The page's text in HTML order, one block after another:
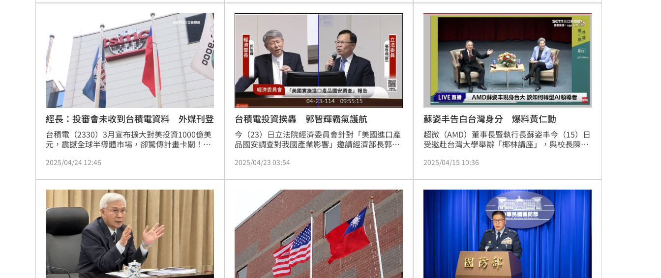
近期因美國對等關稅等議題，加上過去川普就任
總統時，趙怡翔時任駐美代表處政治組長，雙方
關係深厚，因此延攬其接任國安會要職，發揮涉
外長才。
架，引發許多人揣測可能是要與台灣建交，重寫
雙邊關係。對此，美國務院一名發言人也作出回
經長：投審會未收到台積電資料 外媒刊登
台積電（2330）3月宣布擴大對美投資1000億美
元，震撼全球半導體市場，卻驚傳計畫卡關！經
投審會至今未收到台積電的申請資料，坦言「卡
注。美國科技媒體《Wccftech》以「TSMC Yet
To Submit Details Of $100 Billion US Chip
Investment For Approval」為題報導，內容為
台灣經濟部長郭智輝與投審處副處長蘇啟賢證實
這項消息。
2025/04/24 12:46
台積電投資挨轟 郭智輝霸氣護航
今（23）日立法院經濟委員會針對「美國進口產
品國安調查對我國產業影響」邀請經濟部長郭智
楷批台積電宣布赴美投資1,000億美元，換來台
關鍵技術與國安風險外流。郭智輝霸氣回應，稱
張的質疑「風馬牛不相及」，並幽默澄清「校正
回歸」是統計學名詞，不該用於政治，展現穩健
掌控力，場面火花四射！
2025/04/23 03:54
蘇姿丰告白台灣身分 爆料黃仁勳
超微（AMD）董事長暨執行長蘇姿丰今（15）日
受邀赴台灣大學舉辦「椰林講座」，與校長陳文
歷，現場座無虛席，氣氛熱烈。
2025/04/15 10:36